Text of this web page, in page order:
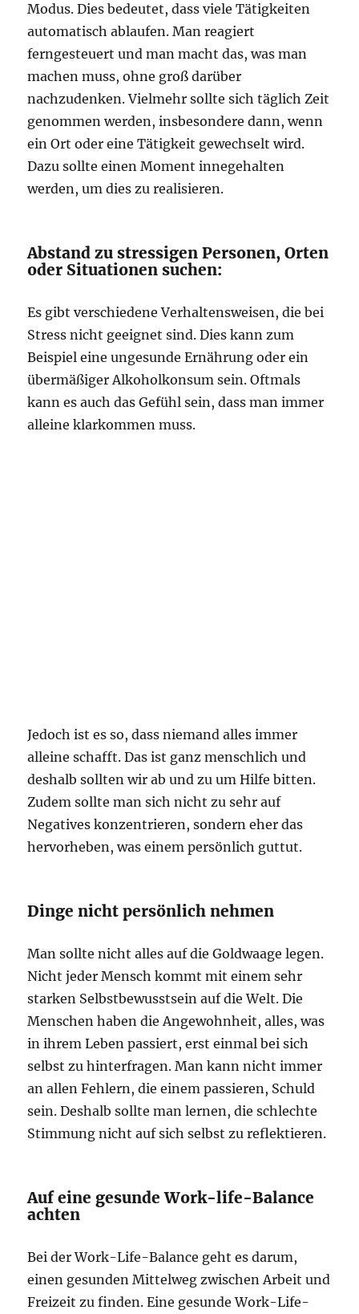
Modus. Dies bedeutet, dass viele Tätigkeiten
automatisch ablaufen. Man reagiert
ferngesteuert und man macht das, was man
machen muss, ohne groß darüber
nachzudenken. Vielmehr sollte sich täglich Zeit
genommen werden, insbesondere dann, wenn
ein Ort oder eine Tätigkeit gewechselt wird.
Dazu sollte einen Moment innegehalten
werden, um dies zu realisieren.
Abstand zu stressigen Personen, Orten
oder Situationen suchen:
Es gibt verschiedene Verhaltensweisen, die bei
Stress nicht geeignet sind. Dies kann zum
Beispiel eine ungesunde Ernährung oder ein
übermäßiger Alkoholkonsum sein. Oftmals
kann es auch das Gefühl sein, dass man immer
alleine klarkommen muss.
Jedoch ist es so, dass niemand alles immer
alleine schafft. Das ist ganz menschlich und
deshalb sollten wir ab und zu um Hilfe bitten.
Zudem sollte man sich nicht zu sehr auf
Negatives konzentrieren, sondern eher das
hervorheben, was einem persönlich guttut.
Dinge nicht persönlich nehmen
Man sollte nicht alles auf die Goldwaage legen.
Nicht jeder Mensch kommt mit einem sehr
starken Selbstbewusstsein auf die Welt. Die
Menschen haben die Angewohnheit, alles, was
in ihrem Leben passiert, erst einmal bei sich
selbst zu hinterfragen. Man kann nicht immer
an allen Fehlern, die einem passieren, Schuld
sein. Deshalb sollte man lernen, die schlechte
Stimmung nicht auf sich selbst zu reflektieren.
Auf eine gesunde Work-life-Balance
achten
Bei der Work-Life-Balance geht es darum,
einen gesunden Mittelweg zwischen Arbeit und
Freizeit zu finden. Eine gesunde Work-Life-